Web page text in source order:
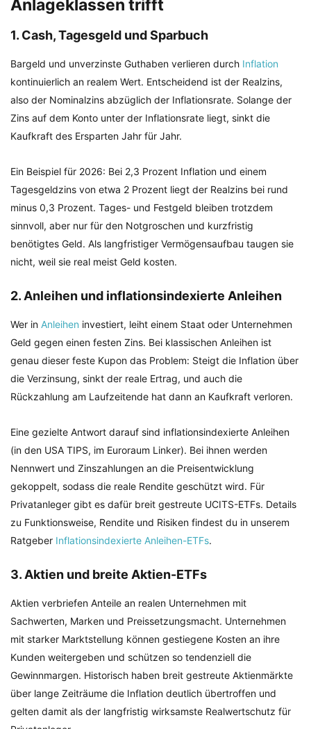
Anlageklassen trifft
1. Cash, Tagesgeld und Sparbuch
Bargeld und unverzinste Guthaben verlieren durch Inflation
kontinuierlich an realem Wert. Entscheidend ist der Realzins,
also der Nominalzins abzüglich der Inflationsrate. Solange der
Zins auf dem Konto unter der Inflationsrate liegt, sinkt die
Kaufkraft des Ersparten Jahr für Jahr.
Ein Beispiel für 2026: Bei 2,3 Prozent Inflation und einem
Tagesgeldzins von etwa 2 Prozent liegt der Realzins bei rund
minus 0,3 Prozent. Tages- und Festgeld bleiben trotzdem
sinnvoll, aber nur für den Notgroschen und kurzfristig
benötigtes Geld. Als langfristiger Vermögensaufbau taugen sie
nicht, weil sie real meist Geld kosten.
2. Anleihen und inflationsindexierte Anleihen
Wer in Anleihen investiert, leiht einem Staat oder Unternehmen
Geld gegen einen festen Zins. Bei klassischen Anleihen ist
genau dieser feste Kupon das Problem: Steigt die Inflation über
die Verzinsung, sinkt der reale Ertrag, und auch die
Rückzahlung am Laufzeitende hat dann an Kaufkraft verloren.
Eine gezielte Antwort darauf sind inflationsindexierte Anleihen
(in den USA TIPS, im Euroraum Linker). Bei ihnen werden
Nennwert und Zinszahlungen an die Preisentwicklung
gekoppelt, sodass die reale Rendite geschützt wird. Für
Privatanleger gibt es dafür breit gestreute UCITS-ETFs. Details
zu Funktionsweise, Rendite und Risiken findest du in unserem
Ratgeber Inflationsindexierte Anleihen-ETFs.
3. Aktien und breite Aktien-ETFs
Aktien verbriefen Anteile an realen Unternehmen mit
Sachwerten, Marken und Preissetzungsmacht. Unternehmen
mit starker Marktstellung können gestiegene Kosten an ihre
Kunden weitergeben und schützen so tendenziell die
Gewinnmargen. Historisch haben breit gestreute Aktienmärkte
über lange Zeiträume die Inflation deutlich übertroffen und
gelten damit als der langfristig wirksamste Realwertschutz für